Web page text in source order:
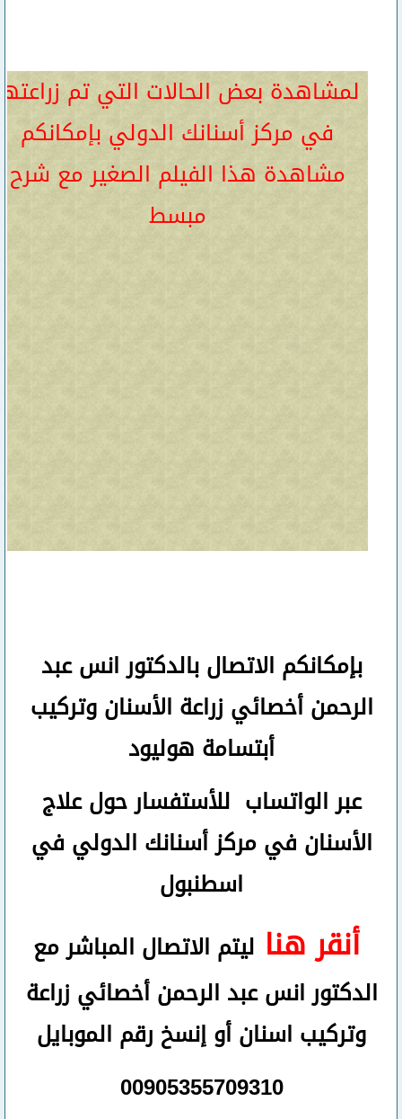
لمشاهدة بعض الحالات التي تم زراعتها
في مركز أسنانك الدولي بإمكانكم
مشاهدة هذا الفيلم الصغير مع شرح
مبسط
بإمكانكم الاتصال بالدكتور انس عبد
الرحمنأخصائي زراعة الأسنان وتركيب
أبتسامة هوليود
عبر الواتساب للأستفسار حول علاج
الأسنان في مركز أسنانك الدولي في
اسطنبول
أنقر هنا ليتم الاتصال المباشر مع
الدكتور انس عبد الرحمن أخصائي زراعة
وتركيب اسنانأوإنسخ رقم الموبايل
00905355709310